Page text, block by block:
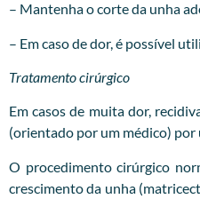
– Mantenha o corte da unha
– Em caso de dor, é possível
Tratamento cirúrgico
Em casos de muita dor,
(orientado por um médico)
O procedimento cirúrgico
crescimento da unha